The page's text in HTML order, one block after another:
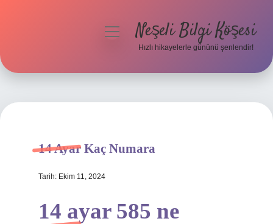
Hakkımızda
menüyüNeşeli Bilgi Köşesi
Hızlı hikayelerle gününü şenlendir!
14 Ayar Kaç Numara
Tarih: Ekim 11, 2024
14 ayar 585 ne